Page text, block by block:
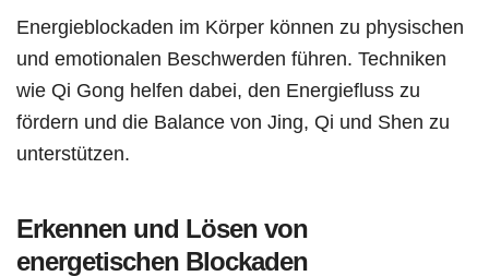
Energieblockaden im Körper können zu physischen
und emotionalen Beschwerden führen. Techniken
wie Qi Gong helfen dabei, den Energiefluss zu
fördern und die Balance von Jing, Qi und Shen zu
unterstützen.
Erkennen und Lösen von
energetischen Blockaden